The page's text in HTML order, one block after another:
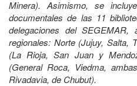
Minera). Asimismo, se
documentales de las 11
delegaciones del SEGEMAR,
regionales: Norte (Jujuy, Salta,
(La Rioja, San Juan y
(General Roca, Viedma,
Rivadavia, de Chubut).